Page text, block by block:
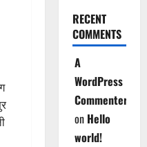
RECENT
COMMENTS
A
WordPress
Commenter
on Hello
world!